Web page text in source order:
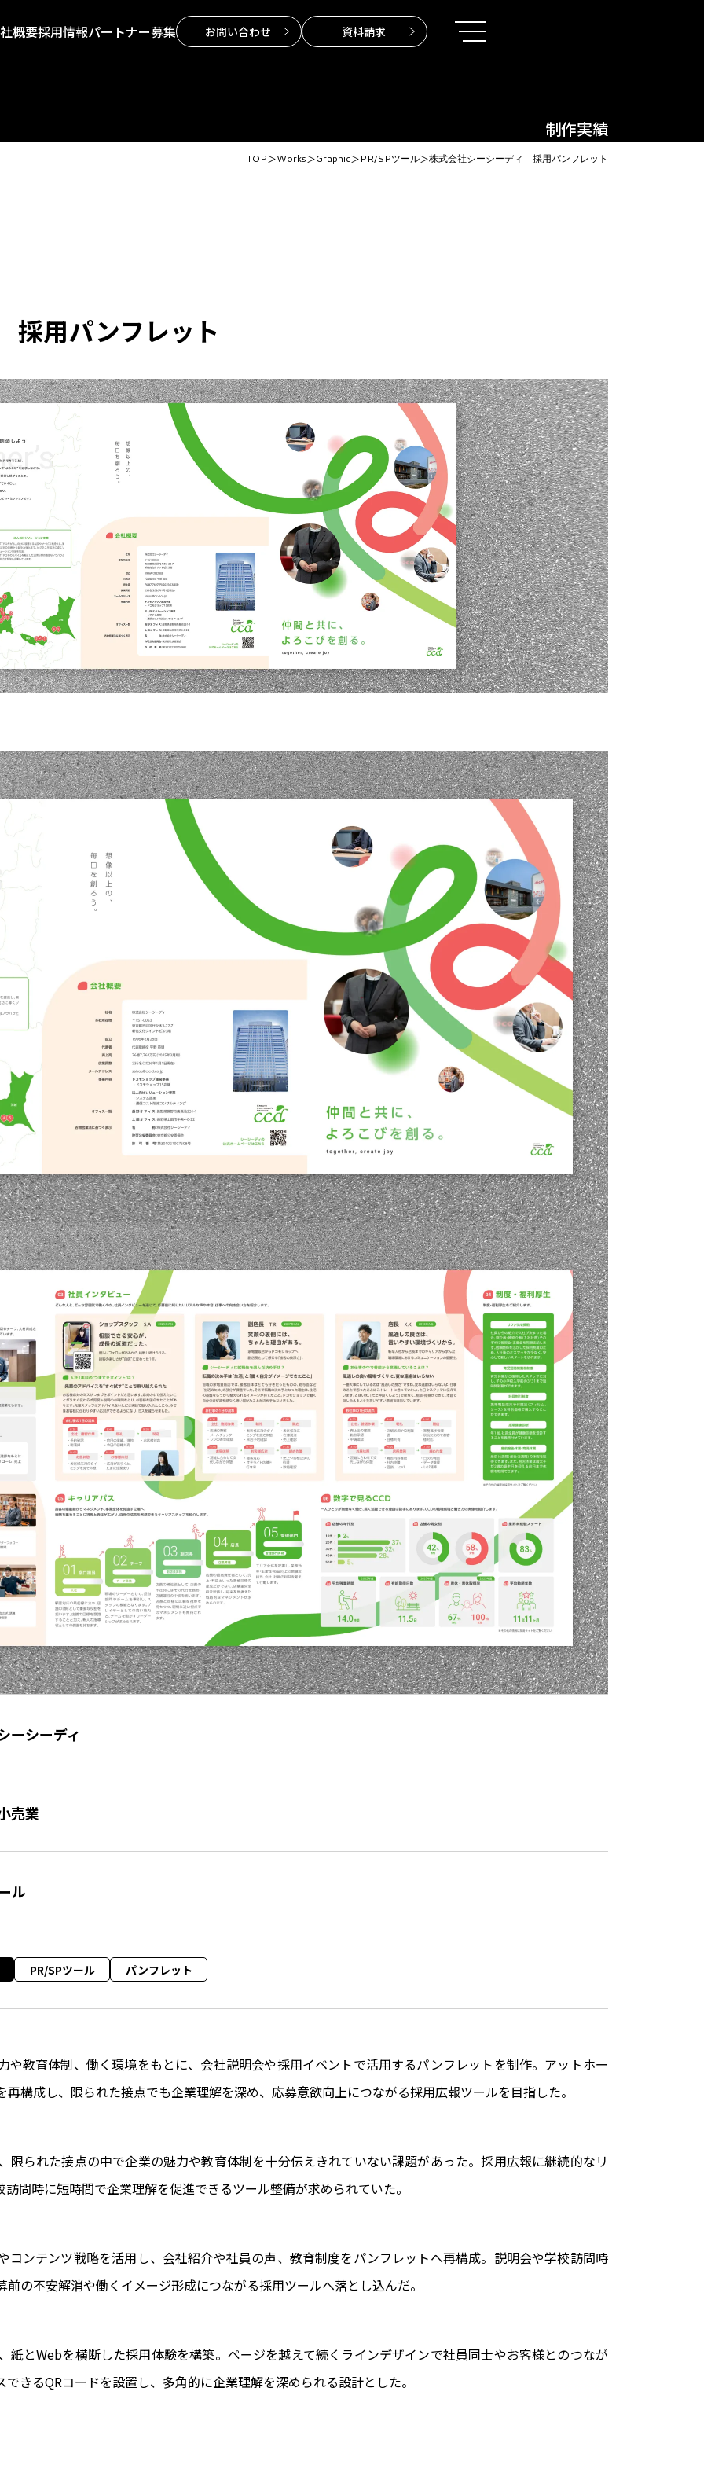
概要採用情報パートナー募集 お問い合わせ 資料請求
お客様の声
ブログ
制作実績
TOP＞Works＞Graphic＞PR/SPツール＞株式会社シーシーディ 採用パンフレット
用パンフレット
ーシーディ
売業
ル
PR/SPツール パンフレット
や教育体制、働く環境をもとに、会社説明会や採用イベントで活用するパンフレットを制作。アットホー
構成し、限られた接点でも企業理解を深め、応募意欲向上につながる採用広報ツールを目指した。
限られた接点の中で企業の魅力や教育体制を十分伝えきれていない課題があった。採用広報に継続的なリ
問時に短時間で企業理解を促進できるツール整備が求められていた。
コンテンツ戦略を活用し、会社紹介や社員の声、教育制度をパンフレットへ再構成。説明会や学校訪問時
の不安解消や働くイメージ形成につながる採用ツールへ落とし込んだ。
紙とWebを横断した採用体験を構築。ページを越えて続くラインデザインで社員同士やお客様とのつなが
きるQRコードを設置し、多角的に企業理解を深められる設計とした。